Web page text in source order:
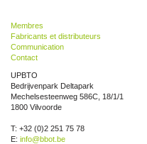
Membres
Fabricants et distributeurs
Communication
Contact
UPBTO
Bedrijvenpark Deltapark
Mechelsesteenweg 586C, 18/1/1
1800 Vilvoorde
T: +32 (0)2 251 75 78
E: info@bbot.be